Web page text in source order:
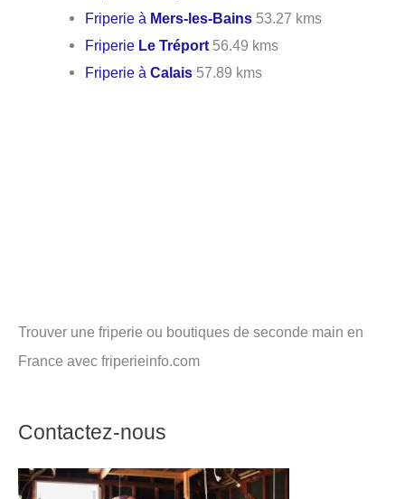
Friperie à Mers-les-Bains 53.27 kms
Friperie Le Tréport 56.49 kms
Friperie àCalais 57.89 kms
Trouver une friperie ou boutiques de seconde main en
France avec friperieinfo.com
Contactez-nous